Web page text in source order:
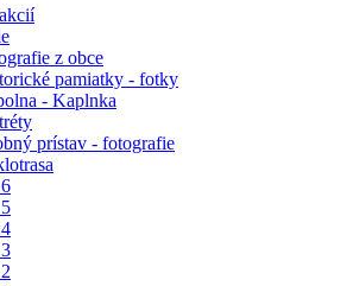
z obce
pamiatky - fotky
- Kaplnka
prístav - fotografie